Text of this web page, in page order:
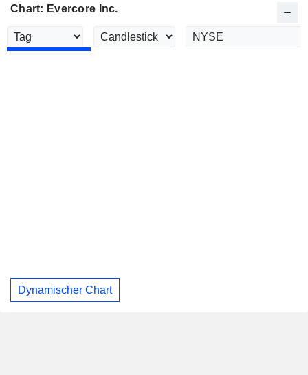
Chart: Evercore Inc.
Dynamischer Chart